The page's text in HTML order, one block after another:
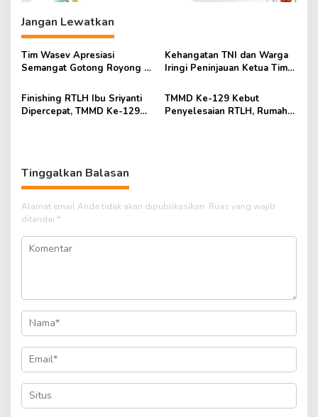
Jangan Lewatkan
Tim Wasev Apresiasi
Semangat Gotong Royong di
0418/Palembang
Kehangatan TNI dan Warga
Iringi Peninjauan Ketua Tim
Finishing RTLH Ibu Sriyanti
Dipercepat, TMMD Ke-129
TMMD Ke-129 Kebut
Penyelesaian RTLH, Rumah
Tinggalkan Balasan
Alamat email Anda tidak akan dipublikasikan. Ruas yang wajib
ditandai *